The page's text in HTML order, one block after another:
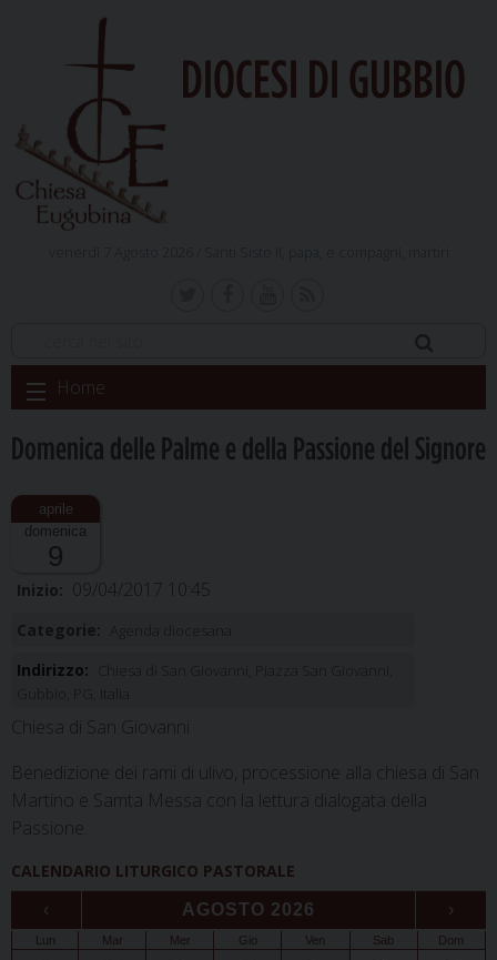
DIOCESI DI GUBBIO
Skip
to
Home
Domenica delle Palme e della Passione del Signore
domenica
9
Inizio: 09/04/2017 10:45
Categorie:
Indirizzo:
Chiesa di San Giovanni
Benedizione dei rami di ulivo, processione alla chiesa di San
Martino e Samta Messa con la lettura dialogata della
Passione.
CALENDARIO LITURGICO PASTORALE
‹ AGOSTO 2026 ›
Lun Mar Mer Gio Ven Sab Dom